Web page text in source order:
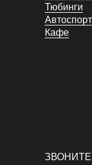
ЗВОНИТЕ
Тюбинги
Автоспорт
Кафе